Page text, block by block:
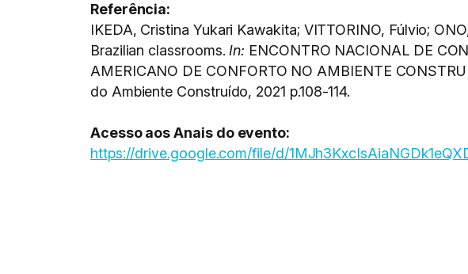
Referência:
IKEDA, Cristina Yukari Kawakita; VITTORINO, Fúlvio;
Brazilian classrooms. In: ENCONTRO NACIONAL DE
AMERICANO DE CONFORTO NO AMBIENTE
do Ambiente Construído, 2021 p.108-114.
Acesso aos Anais do evento:
https://drive.google.com/file/d/